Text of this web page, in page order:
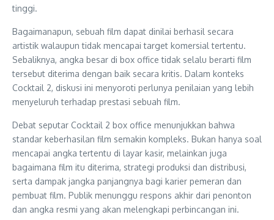
tinggi.
Bagaimanapun, sebuah film dapat dinilai berhasil secara
artistik walaupun tidak mencapai target komersial tertentu.
Sebaliknya, angka besar di box office tidak selalu berarti film
tersebut diterima dengan baik secara kritis. Dalam konteks
Cocktail 2, diskusi ini menyoroti perlunya penilaian yang lebih
menyeluruh terhadap prestasi sebuah film.
Debat seputar Cocktail 2 box office menunjukkan bahwa
standar keberhasilan film semakin kompleks. Bukan hanya soal
mencapai angka tertentu di layar kasir, melainkan juga
bagaimana film itu diterima, strategi produksi dan distribusi,
serta dampak jangka panjangnya bagi karier pemeran dan
pembuat film. Publik menunggu respons akhir dari penonton
dan angka resmi yang akan melengkapi perbincangan ini.